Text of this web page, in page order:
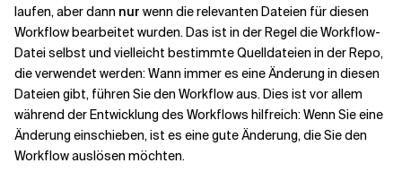
laufen, aber dann nur wenn die relevanten Dateien für diesen
Workflow bearbeitet wurden. Das ist in der Regel die Workflow-
Datei selbst und vielleicht bestimmte Quelldateien in der Repo,
die verwendet werden: Wann immer es eine Änderung in diesen
Dateien gibt, führen Sie den Workflow aus. Dies ist vor allem
während der Entwicklung des Workflows hilfreich: Wenn Sie eine
Änderung einschieben, ist es eine gute Änderung, die Sie den
Workflow auslösen möchten.